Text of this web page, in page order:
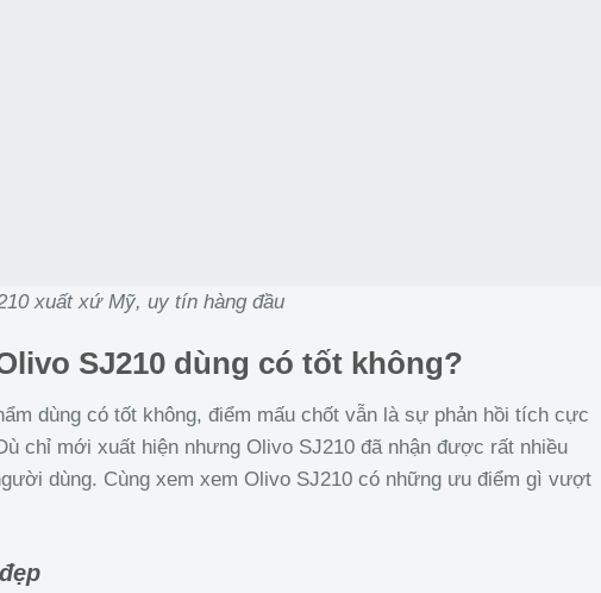
xuất xứ Mỹ, uy tín hàng đầu
SJ210 dùng có tốt không?
dùng có tốt không, điểm mấu chốt vẫn là sự phản hồi tích cực
chỉ mới xuất hiện nhưng Olivo SJ210 đã nhận được rất nhiều
dùng. Cùng xem xem Olivo SJ210 có những ưu điểm gì vượt